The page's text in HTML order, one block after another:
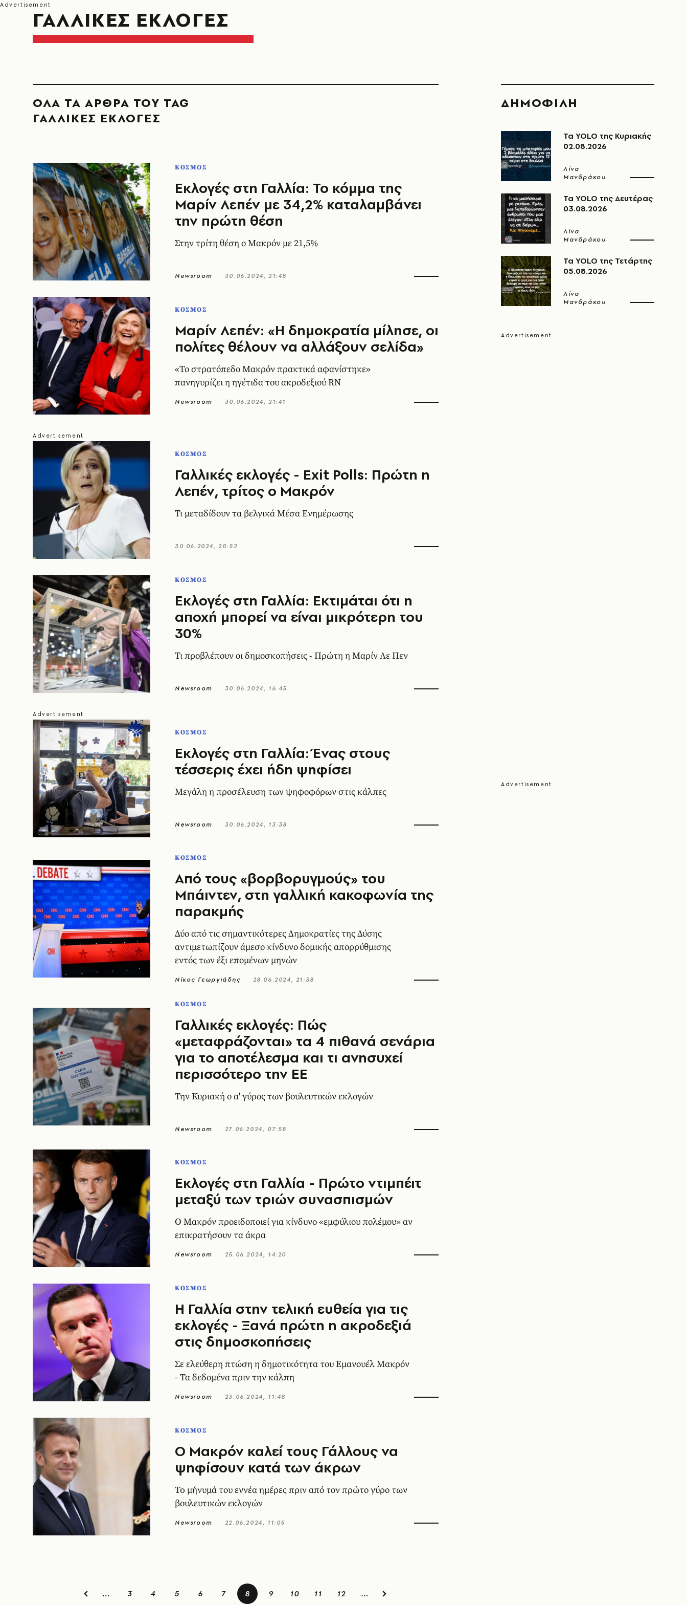
ΓΑΛΛΙΚΕΣ ΕΚΛΟΓΕΣ
ΟΛΑ ΤΑ ΑΡΘΡΑ ΤΟΥ TAG
ΓΑΛΛΙΚΕΣ ΕΚΛΟΓΕΣ
ΚΟΣΜΟΣ
Εκλογές στη Γαλλία: Το κόμμα της
Μαρίν Λεπέν με 34,2% καταλαμβάνει
την πρώτη θέση
Στην τρίτη θέση ο Μακρόν με 21,5%
Newsroom 30.06.2024, 21:48
ΚΟΣΜΟΣ
Μαρίν Λεπέν: «Η δημοκρατία μίλησε, οι
πολίτες θέλουν να αλλάξουν σελίδα»
«Το στρατόπεδο Μακρόν πρακτικά αφανίστηκε»
πανηγυρίζει η ηγέτιδα του ακροδεξιού RN
Newsroom 30.06.2024, 21:41
ΚΟΣΜΟΣ
Γαλλικές εκλογές - Exit Polls: Πρώτη η
Λεπέν, τρίτος ο Μακρόν
Τι μεταδίδουν τα βελγικά Μέσα Ενημέρωσης
30.06.2024, 20:52
ΚΟΣΜΟΣ
Εκλογές στη Γαλλία: Εκτιμάται ότι η
αποχή μπορεί να είναι μικρότερη του
30%
Τι προβλέπουν οι δημοσκοπήσεις - Πρώτη η Μαρίν Λε Πεν
Newsroom 30.06.2024, 16:45
ΚΟΣΜΟΣ
Εκλογές στη Γαλλία: Ένας στους
τέσσερις έχει ήδη ψηφίσει
Μεγάλη η προσέλευση των ψηφοφόρων στις κάλπες
Newsroom 30.06.2024, 13:38
ΚΟΣΜΟΣ
Από τους «βορβορυγμούς» του
Μπάιντεν, στη γαλλική κακοφωνία της
παρακμής
Δύο από τις σημαντικότερες Δημοκρατίες της Δύσης
αντιμετωπίζουν άμεσο κίνδυνο δομικής απορρύθμισης
εντός των έξι επομένων μηνών
Νίκος Γεωργιάδης 28.06.2024, 21:38
ΚΟΣΜΟΣ
Γαλλικές εκλογές: Πώς
«μεταφράζονται» τα 4 πιθανά σενάρια
για το αποτέλεσμα και τι ανησυχεί
περισσότερο την ΕΕ
Την Κυριακή ο α' γύρος των βουλευτικών εκλογών
Newsroom 27.06.2024, 07:58
ΚΟΣΜΟΣ
Εκλογές στη Γαλλία - Πρώτο ντιμπέιτ
μεταξύ των τριών συνασπισμών
Ο Μακρόν προειδοποιεί για κίνδυνο «εμφύλιου πολέμου» αν
επικρατήσουν τα άκρα
Newsroom 25.06.2024, 14:20
ΚΟΣΜΟΣ
Η Γαλλία στην τελική ευθεία για τις
εκλογές - Ξανά πρώτη η ακροδεξιά
στις δημοσκοπήσεις
Σε ελεύθερη πτώση η δημοτικότητα του Εμανουέλ Μακρόν
- Τα δεδομένα πριν την κάλπη
Newsroom 23.06.2024, 11:48
ΚΟΣΜΟΣ
Ο Μακρόν καλεί τους Γάλλους να
ψηφίσουν κατά των άκρων
To μήνυμά του εννέα ημέρες πριν από τον πρώτο γύρο των
βουλευτικών εκλογών
Newsroom 22.06.2024, 11:05
… 3 4 5 6 7 8 9 10 11 12 …
ΔΗΜΟΦΙΛΗ
Τα YOLO της Κυριακής
02.08.2026
Λίνα
Μανδράκου
Τα YOLO της Δευτέρας
03.08.2026
Λίνα
Μανδράκου
Τα YOLO της Τετάρτης
05.08.2026
Λίνα
Μανδράκου